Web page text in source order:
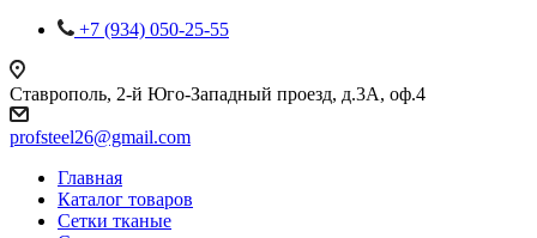
+7 (934) 050-25-55
Ставрополь, 2-й Юго-Западный проезд, д.3А, оф.4
profsteel26@gmail.com
Главная
Каталог товаров
Сетки тканые